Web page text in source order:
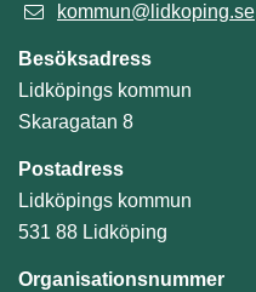
kommun@lidkoping.se
Besöksadress
Lidköpings kommun
Skaragatan 8
Postadress
Lidköpings kommun
531 88 Lidköping
Organisationsnummer